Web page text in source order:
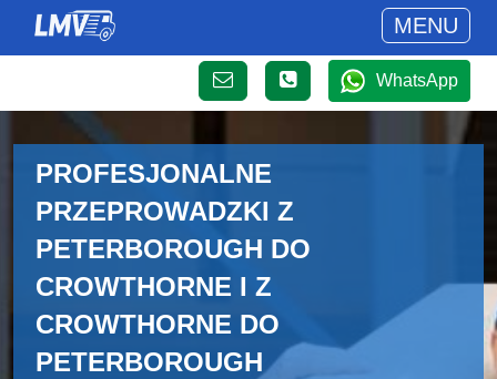
MENU
WhatsApp
PROFESJONALNE
PRZEPROWADZKI Z
PETERBOROUGH DO
CROWTHORNE I Z
CROWTHORNE DO
PETERBOROUGH